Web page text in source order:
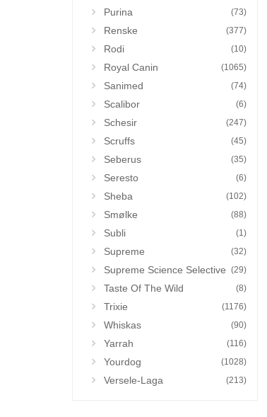
Purina (73)
Renske (377)
Rodi (10)
Royal Canin (1065)
Sanimed (74)
Scalibor (6)
Schesir (247)
Scruffs (45)
Seberus (35)
Seresto (6)
Sheba (102)
Smølke (88)
Subli (1)
Supreme (32)
Supreme Science Selective (29)
Taste Of The Wild (8)
Trixie (1176)
Whiskas (90)
Yarrah (116)
Yourdog (1028)
Versele-Laga (213)